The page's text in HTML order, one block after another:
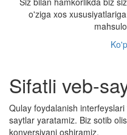
o'ziga xos
Sifatli veb-
Qulay foydalanish
saytlar yaratamiz. Biz sotib
konversiyani oshiramiz.